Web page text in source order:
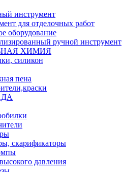
инструмент
для отделочных работ
оборудование
ручной инструмент
ХИМИЯ
силикон
пена
скарификаторы
давления